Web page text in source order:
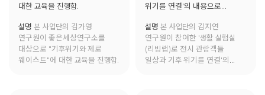
대한 교육을 진행함.
설명 본 사업단의 김가영
연구원이 좋은세상연구소를
대상으로 "기후위기와 제로
웨이스트"에 대한 교육을 진행함.
위기를 연결'의 내용으로
설명 본 사업단의 김지연
연구원이 참여한 '생활 실험실
(리빙랩)로 전시 관람객들
일상과 기후 위기를 연결'의